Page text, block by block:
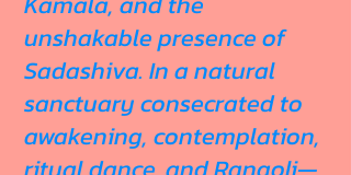
unshakable presence of
Sadashiva. In a natural
sanctuary consecrated to
awakening, contemplation,